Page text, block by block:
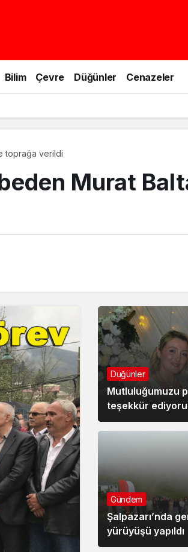
Bilim Çevre Düğünler Cenazeler
toprağa verildi
Murat
Düğünler
Mutluluğumuzu
teşekkür
Gündem
Şalpazarı’nda
yürüyüşü yapıldı